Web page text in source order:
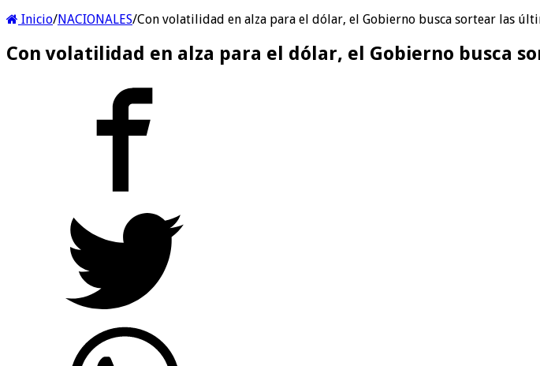
Inicio/NACIONALES/Con volatilidad en alza para el dólar, el Gobierno busca sortear las
Con volatilidad en alza para el dólar, el Gobierno busca